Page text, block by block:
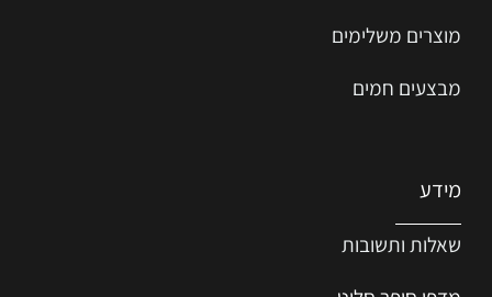
מוצרים משלימים
מבצעים חמים
מידע
שאלות ותשובות